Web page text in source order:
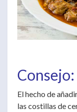
Consejo:
El hecho de
las costillas de